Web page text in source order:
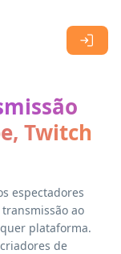
Twitch
espectadores
ao
plataforma.
de